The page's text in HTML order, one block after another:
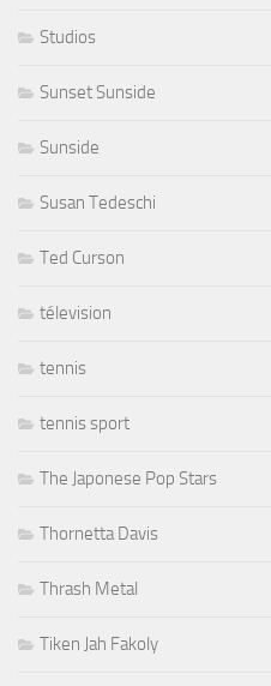
Studios
Sunset Sunside
Sunside
Susan Tedeschi
Ted Curson
télevision
tennis
tennis sport
The Japonese Pop Stars
Thornetta Davis
Thrash Metal
Tiken Jah Fakoly